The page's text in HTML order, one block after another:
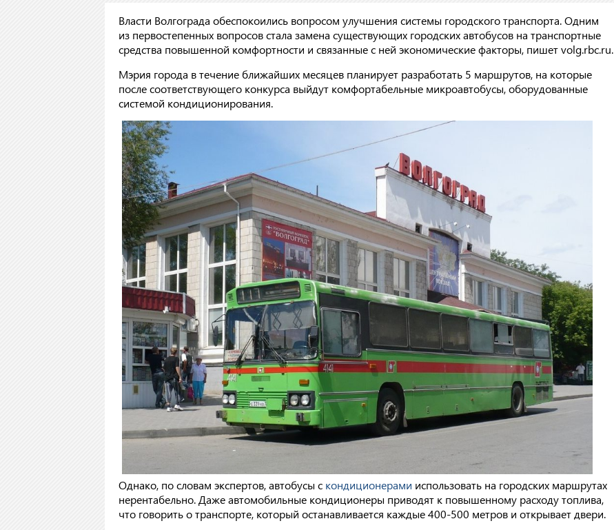
Власти Волгограда обеспокоились вопросом улучшения системы городского транспорта. Одним
из первостепенных вопросов стала замена существующих городских автобусов на транспортные
средства повышенной комфортности и связанные с ней экономические факторы, пишет volg.rbc.ru.
Мэрия города в течение ближайших месяцев планирует разработать 5 маршрутов, на которые
после соответствующего конкурса выйдут комфортабельные микроавтобусы, оборудованные
системой кондиционирования.
Однако, по словам экспертов, автобусы с кондиционерами использовать на городских маршрутах
нерентабельно. Даже автомобильные кондиционеры приводят к повышенному расходу топлива,
что говорить о транспорте, который останавливается каждые 400-500 метров и открывает двери.